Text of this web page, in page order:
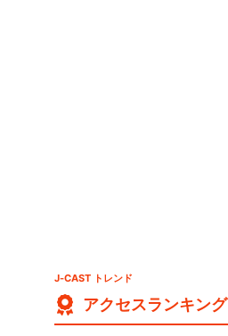
J-CAST トレンド
アクセスランキング